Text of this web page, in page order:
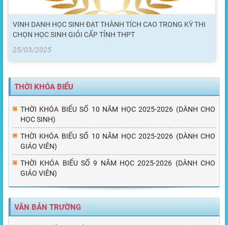
VINH DANH HỌC SINH ĐẠT THÀNH TÍCH CAO TRONG KỲ THI
CHỌN HỌC SINH GIỎI CẤP TỈNH THPT
25/03/2025
THỜI KHÓA BIỂU
THỜI KHÓA BIỂU SỐ 10 NĂM HỌC 2025-2026 (DÀNH CHO
HỌC SINH)
THỜI KHÓA BIỂU SỐ 10 NĂM HỌC 2025-2026 (DÀNH CHO
GIÁO VIÊN)
THỜI KHÓA BIỂU SỐ 9 NĂM HỌC 2025-2026 (DÀNH CHO
GIÁO VIÊN)
VĂN BẢN TRƯỜNG